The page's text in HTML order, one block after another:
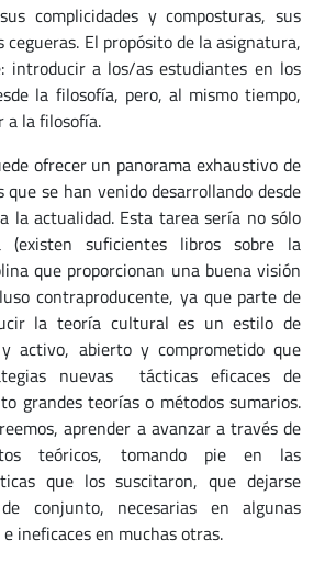
complicidades y composturas, sus
cegueras. El propósito de la asignatura,
introducir a los/as estudiantes en los
la filosofía, pero, al mismo tiempo,
a la filosofía.
ofrecer un panorama exhaustivo de
se han venido desarrollando desde
la actualidad. Esta tarea sería no sólo
(existen suficientes libros sobre la
que proporcionan una buena visión
contraproducente, ya que parte de
la teoría cultural es un estilo de
activo, abierto y comprometido que
nuevas tácticas eficaces de
grandes teorías o métodos sumarios.
aprender a avanzar a través de
teóricos, tomando pie en las
que los suscitaron, que dejarse
conjunto, necesarias en algunas
ineficaces en muchas otras.